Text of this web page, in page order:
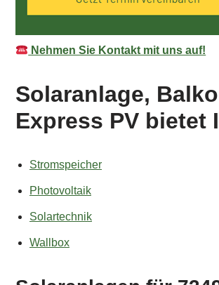
Nehmen Sie Kontakt mit uns auf!
Solaranlage,
Express PV bietet
Stromspeicher
Photovoltaik
Solartechnik
Wallbox